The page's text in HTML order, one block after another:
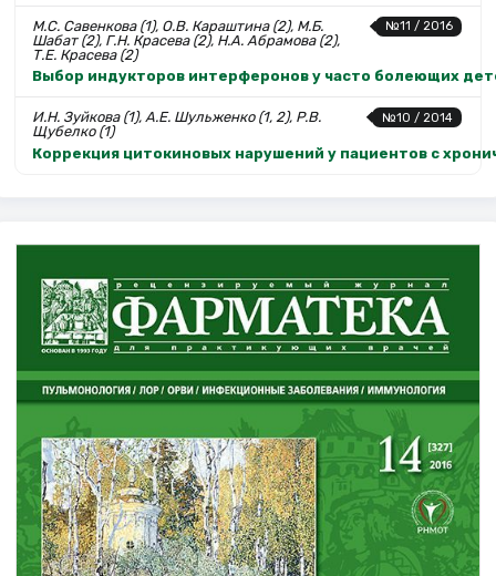
№11 / 2016
М.С. Савенкова (1), О.В. Караштина (2), М.Б.
Шабат (2), Г.Н. Красева (2), Н.А. Абрамова (2),
Т.Е. Красева (2)
Выбор индукторов интерферонов у часто болеющих
№10 / 2014
И.Н. Зуйкова (1), А.Е. Шульженко (1, 2), Р.В.
Щубелко (1)
Коррекция цитокиновых нарушений у пациентов с